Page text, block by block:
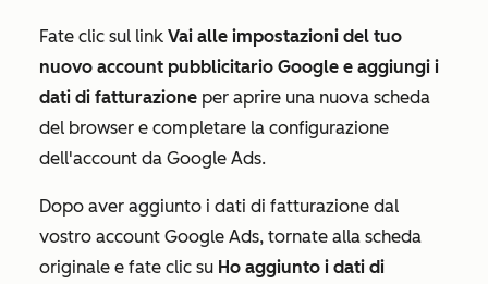
Fate clic sul link Vai alle impostazioni del tuo
nuovo account pubblicitario Google e aggiungi i
dati di fatturazione per aprire una nuova scheda
del browser e completare la configurazione
dell'account da Google Ads.
Dopo aver aggiunto i dati di fatturazione dal
vostro account Google Ads, tornate alla scheda
originale e fate clic su Ho aggiunto i dati di